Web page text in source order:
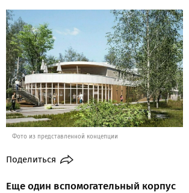
Фото из представленной концепции
Поделиться
Еще один вспомогательный корпус